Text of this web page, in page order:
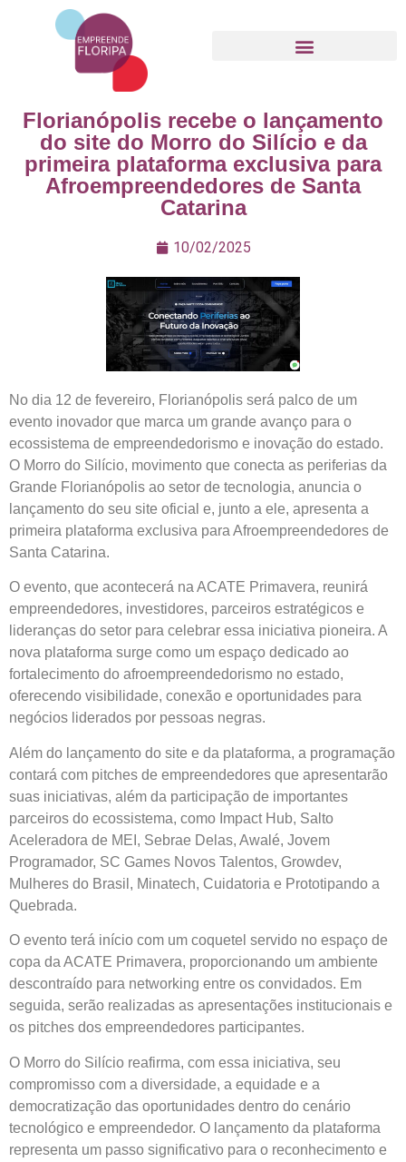
Florianópolis recebe o lançamento
do site do Morro do Silício e da
primeira plataforma exclusiva para
Afroempreendedores de Santa
Catarina
10/02/2025
No dia 12 de fevereiro, Florianópolis será palco de um
evento inovador que marca um grande avanço para o
ecossistema de empreendedorismo e inovação do estado.
O Morro do Silício, movimento que conecta as periferias da
Grande Florianópolis ao setor de tecnologia, anuncia o
lançamento do seu site oficial e, junto a ele, apresenta a
primeira plataforma exclusiva para Afroempreendedores de
Santa Catarina.
O evento, que acontecerá na ACATE Primavera, reunirá
empreendedores, investidores, parceiros estratégicos e
lideranças do setor para celebrar essa iniciativa pioneira. A
nova plataforma surge como um espaço dedicado ao
fortalecimento do afroempreendedorismo no estado,
oferecendo visibilidade, conexão e oportunidades para
negócios liderados por pessoas negras.
Além do lançamento do site e da plataforma, a programação
contará com pitches de empreendedores que apresentarão
suas iniciativas, além da participação de importantes
parceiros do ecossistema, como Impact Hub, Salto
Aceleradora de MEI, Sebrae Delas, Awalé, Jovem
Programador, SC Games Novos Talentos, Growdev,
Mulheres do Brasil, Minatech, Cuidatoria e Prototipando a
Quebrada.
O evento terá início com um coquetel servido no espaço de
copa da ACATE Primavera, proporcionando um ambiente
descontraído para networking entre os convidados. Em
seguida, serão realizadas as apresentações institucionais e
os pitches dos empreendedores participantes.
O Morro do Silício reafirma, com essa iniciativa, seu
compromisso com a diversidade, a equidade e a
democratização das oportunidades dentro do cenário
tecnológico e empreendedor. O lançamento da plataforma
representa um passo significativo para o reconhecimento e